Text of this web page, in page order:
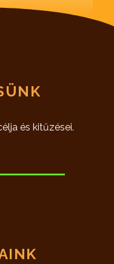
és kitűzései.